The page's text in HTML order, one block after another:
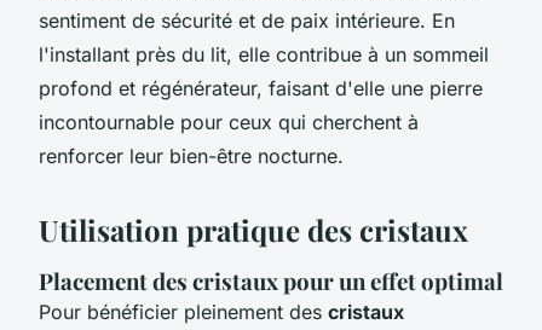
sentiment de sécurité et de paix intérieure. En
l'installant près du lit, elle contribue à un sommeil
profond et régénérateur, faisant d'elle une pierre
incontournable pour ceux qui cherchent à
renforcer leur bien-être nocturne.
Utilisation pratique des cristaux
Placement des cristaux pour un effet optimal
Pour bénéficier pleinement des cristaux